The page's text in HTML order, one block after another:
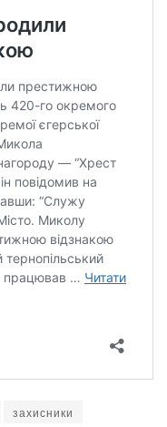
захисники